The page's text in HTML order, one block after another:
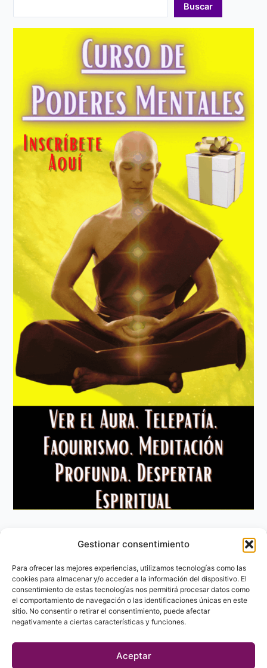
Gestionar consentimiento
Para ofrecer las mejores experiencias, utilizamos tecnologías como las
cookies para almacenar y/o acceder a la información del dispositivo. El
consentimiento de estas tecnologías nos permitirá procesar datos como
el comportamiento de navegación o las identificaciones únicas en este
sitio. No consentir o retirar el consentimiento, puede afectar
negativamente a ciertas características y funciones.
Aceptar
Buscar
Aviso Legal
Política de privacidad
Política de Cookies
Contacto